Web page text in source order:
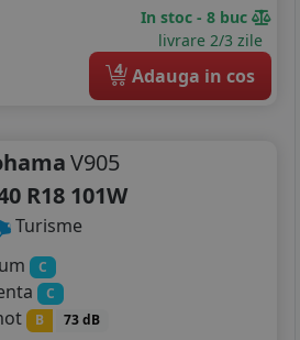
In stoc - 8 buc
livrare 2/3 zile
4 Adauga in cos
V905
R18 101W
Turisme
C
C
B 73 dB